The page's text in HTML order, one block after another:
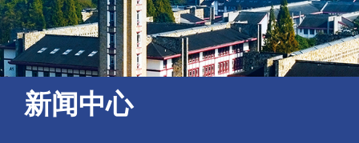
新闻中心